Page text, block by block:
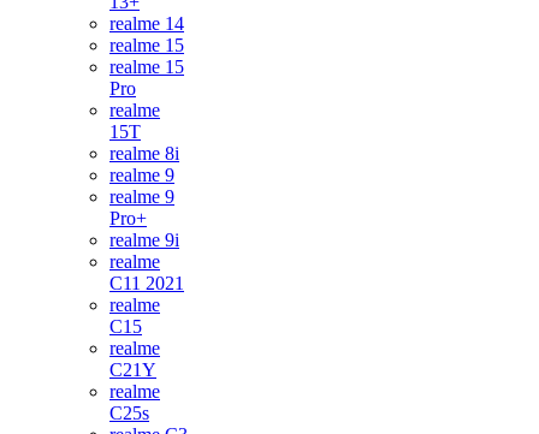
realme 14
realme 15
realme 15
Pro
realme
15T
realme 8i
realme 9
realme 9
Pro+
realme 9i
realme
C11 2021
realme
C15
realme
C21Y
realme
C25s